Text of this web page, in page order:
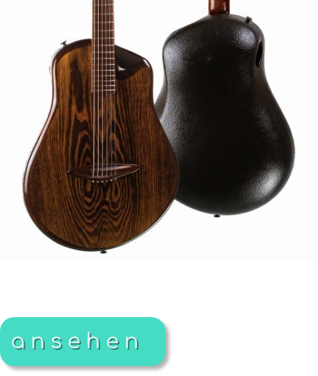
ansehen